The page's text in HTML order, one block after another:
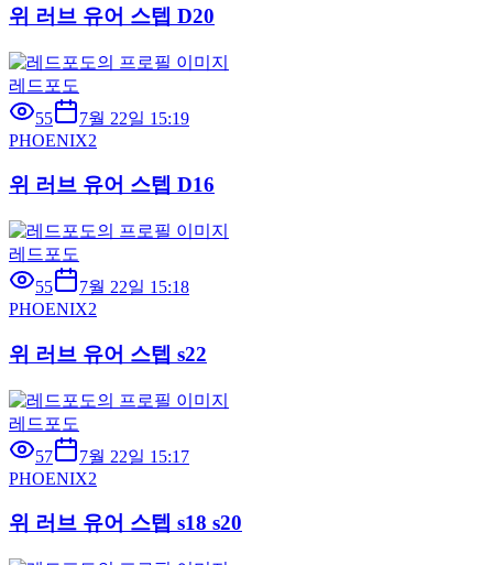
위 러브 유어 스텝 D20
레드포도
55
7월 22일 15:19
PHOENIX2
위 러브 유어 스텝 D16
레드포도
55
7월 22일 15:18
PHOENIX2
위 러브 유어 스텝 s22
레드포도
57
7월 22일 15:17
PHOENIX2
위 러브 유어 스텝 s18 s20